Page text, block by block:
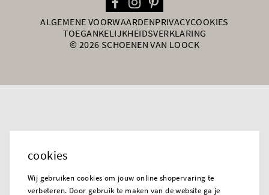
ALGEMENE VOORWAARDENPRIVACYCOOKIES
TOEGANKELIJKHEIDSVERKLARING
© 2026 SCHOENEN VAN LOOCK
cookies
Wij gebruiken cookies om jouw online shopervaring te
verbeteren. Door gebruik te maken van de website ga je